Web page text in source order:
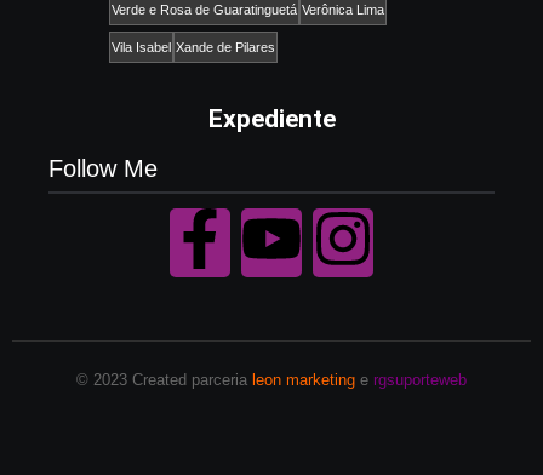
Verde e Rosa de Guaratinguetá Verônica Lima
Vila Isabel Xande de Pilares
Expediente
Follow Me
© 2023 Created parceria leon marketing e rgsuporteweb